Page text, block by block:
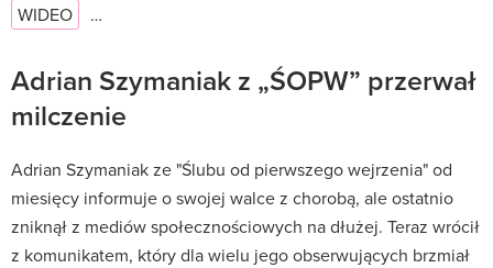
WIDEO …
Adrian Szymaniak z „ŚOPW” przerwał
milczenie
Adrian Szymaniak ze "Ślubu od pierwszego wejrzenia" od
miesięcy informuje o swojej walce z chorobą, ale ostatnio
zniknął z mediów społecznościowych na dłużej. Teraz wrócił
z komunikatem, który dla wielu jego obserwujących brzmiał